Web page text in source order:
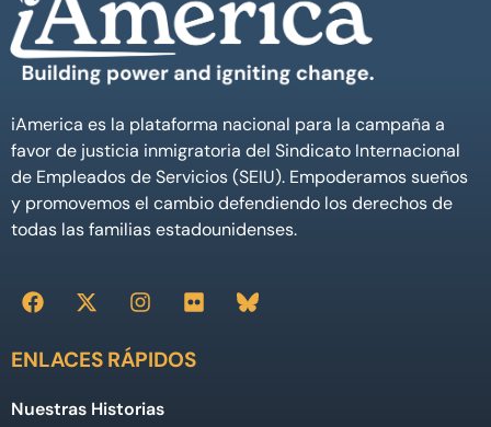
iAmerica es la plataforma nacional para la campaña a
favor de justicia inmigratoria del Sindicato Internacional
de Empleados de Servicios (SEIU). Empoderamos sueños
y promovemos el cambio defendiendo los derechos de
todas las familias estadounidenses.
ENLACES RÁPIDOS
Nuestras Historias